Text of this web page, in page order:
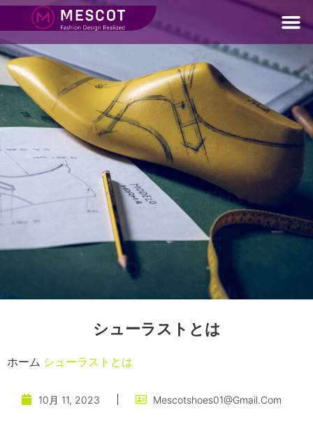
シューラストとは
ホーム シューラストとは
10月 11, 2023 Mescotshoes01@gmail.com